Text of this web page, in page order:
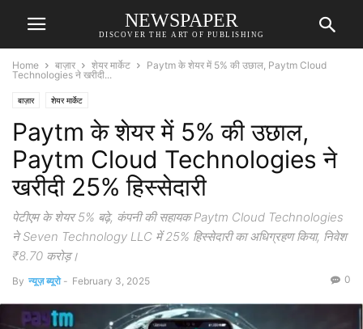
NEWSPAPER
DISCOVER THE ART OF PUBLISHING
Home बाज़ार शेयर मार्केट
Paytm के शेयर में 5% की उछाल, Paytm Cloud
Technologies ने खरीदी...
बाज़ार शेयर मार्केट
Paytm के शेयर में 5% की उछाल,
Paytm Cloud Technologies ने
खरीदी 25% हिस्सेदारी
पेटीएम के शेयर 5% बढ़े, कंपनी की सहायक Paytm Cloud Technologies
ने Seven Technology LLC में 25% हिस्सेदारी का अधिग्रहण किया, निवेश
₹8.70 करोड़।
By न्यूज़ ब्यूरो - February 3, 2025 0